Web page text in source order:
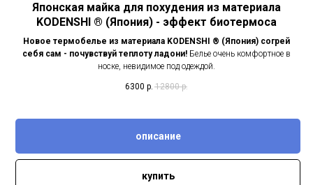
Японская майка для похудения из материала
KODENSHI ® (Япония) - эффект биотермоса
Новое термобелье из материала KODENSHI ® (Япония) согрей
себя сам - почувствуй теплоту ладони! Белье очень комфортное в
носке, невидимое под одеждой.
6300 р. 12800 р.
описание
купить